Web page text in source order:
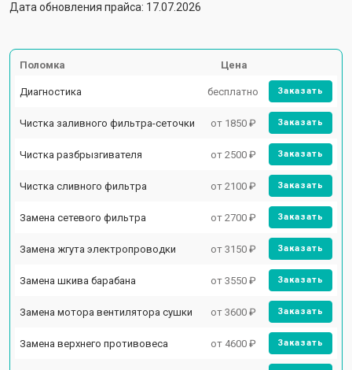
Дата обновления прайса: 17.07.2026
Поломка Цена
Диагностика бесплатно Заказать
Чистка заливного фильтра-сеточки от 1850 ₽ Заказать
Чистка разбрызгивателя от 2500 ₽ Заказать
Чистка сливного фильтра от 2100 ₽ Заказать
Замена сетевого фильтра от 2700 ₽ Заказать
Замена жгута электропроводки от 3150 ₽ Заказать
Замена шкива барабана от 3550 ₽ Заказать
Замена мотора вентилятора сушки от 3600 ₽ Заказать
Замена верхнего противовеса от 4600 ₽ Заказать